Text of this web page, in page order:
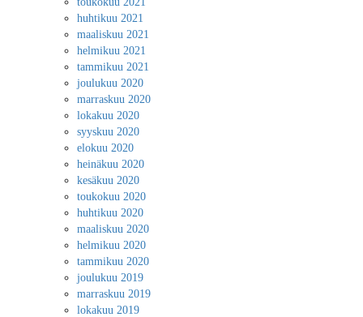
huhtikuu 2021
maaliskuu 2021
helmikuu 2021
tammikuu 2021
joulukuu 2020
marraskuu 2020
lokakuu 2020
syyskuu 2020
elokuu 2020
heinäkuu 2020
kesäkuu 2020
toukokuu 2020
huhtikuu 2020
maaliskuu 2020
helmikuu 2020
tammikuu 2020
joulukuu 2019
marraskuu 2019
lokakuu 2019